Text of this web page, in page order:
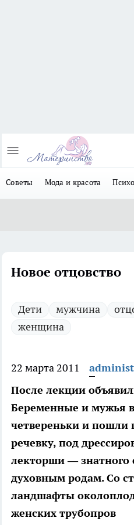
Советы Мода и красота
Новое отцовство
Дети мужчина
женщина
22 марта 2011
После лекции
Беременные и мужья
четвереньки и пошли
речевку, под
лекторши — знатного
духовным родам. Со
ландшафты
женских трубопров